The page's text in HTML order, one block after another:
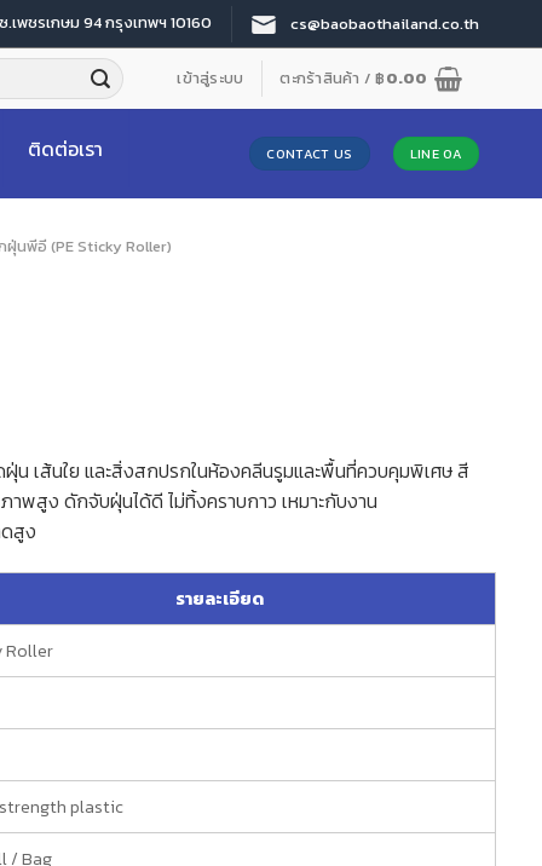
.เพชรเกษม 94 กรุงเทพฯ 10160 cs@baobaothailand.co.th
เข้าสู่ระบบ ตะกร้าสินค้า /฿0.00
ติดต่อเรา CONTACT US LINE OA
นพีอี (PE Sticky Roller)
น เส้นใย และสิ่งสกปรกในห้องคลีนรูมและพื้นที่ควบคุมพิเศษ สี
พสูง ดักจับฝุ่นได้ดี ไม่ทิ้งคราบกาว เหมาะกับงาน
สูง
รายละเอียด
Roller
plastic
/ Bag